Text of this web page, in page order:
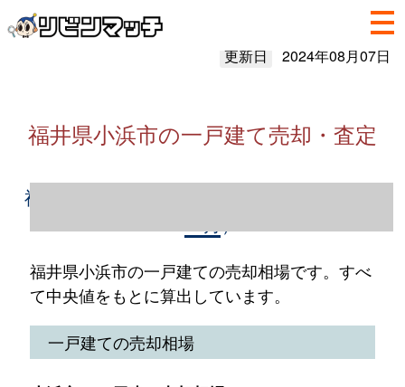
更新日 2024年08月07日
福井県小浜市の一戸建て売却・査定
福井県小浜市の一戸建て売却情報（2023年1
福井県小浜市の一戸建ての売却相場です。すべ
て中央値をもとに算出しています。
一戸建ての売却相場